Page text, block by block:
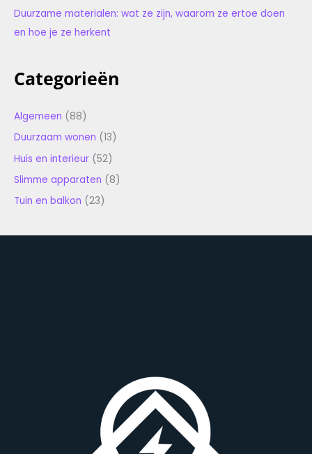
Duurzame materialen: wat ze zijn, waarom ze ertoe doen
en hoe je ze herkent
Categorieën
Algemeen (88)
Duurzaam wonen (13)
Huis en interieur (52)
Slimme apparaten (8)
Tuin en balkon (23)